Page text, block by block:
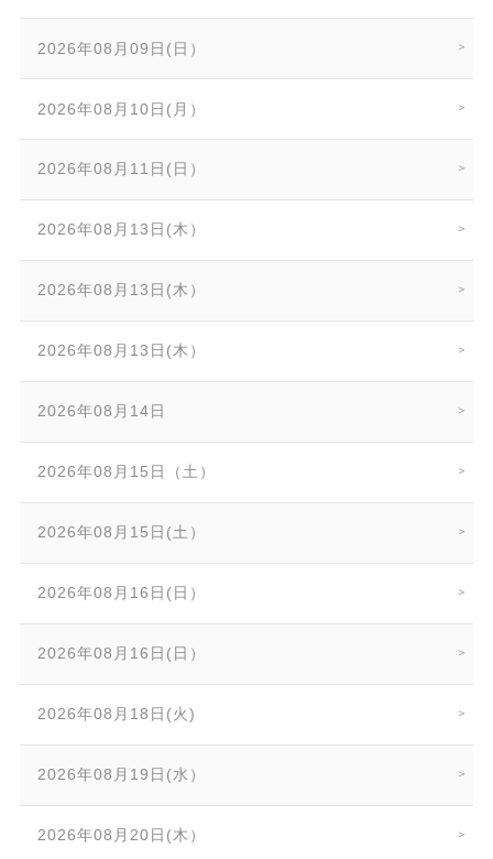
2026年08月09日(日）
2026年08月10日(月）
2026年08月11日(日）
2026年08月13日(木）
2026年08月13日(木）
2026年08月13日(木）
2026年08月14日
2026年08月15日（土）
2026年08月15日(土）
2026年08月16日(日）
2026年08月16日(日）
2026年08月18日(火)
2026年08月19日(水）
2026年08月20日(木）